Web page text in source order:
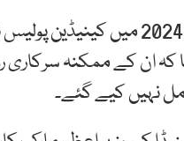
یاد رہے کہ مئی 2024
کہ ان کے ممکنہ
نہیں کیے گئے۔